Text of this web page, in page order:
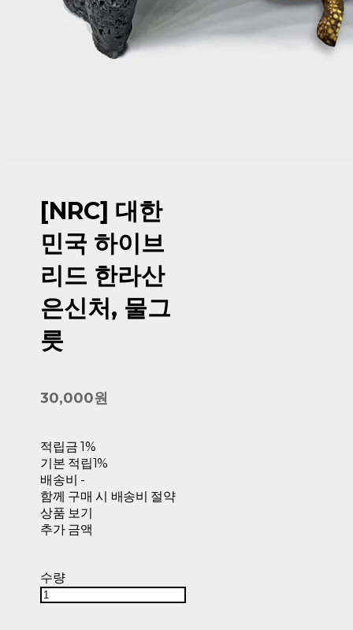
[NRC] 대한
민국 하이브
리드 한라산
은신처, 물그
릇
30,000원
적립금 1%
기본 적립1%
배송비 -
함께 구매 시 배송비 절약
상품 보기
추가 금액
수량